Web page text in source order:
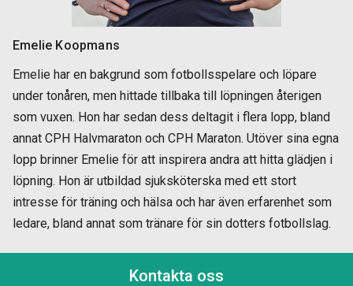
Emelie Koopmans
Emelie har en bakgrund som fotbollsspelare och löpare
under tonåren, men hittade tillbaka till löpningen återigen
som vuxen. Hon har sedan dess deltagit i flera lopp, bland
annat CPH Halvmaraton och CPH Maraton. Utöver sina egna
lopp brinner Emelie för att inspirera andra att hitta glädjen i
löpning. Hon är utbildad sjuksköterska med ett stort
intresse för träning och hälsa och har även erfarenhet som
ledare, bland annat som tränare för sin dotters fotbollslag.
Kontakta oss